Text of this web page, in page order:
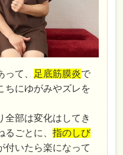
って、 足底筋膜炎で
ちにゆがみやズレを
全部は変化はしてき
るごとに、指のしび
付いたら楽になって